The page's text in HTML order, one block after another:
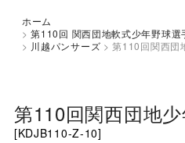
ホーム
> 第110回 関西団地軟式少年野球
> 川越パンサーズ > 第110回関西団
第110回関西団地
[KDJB110-Z-10]